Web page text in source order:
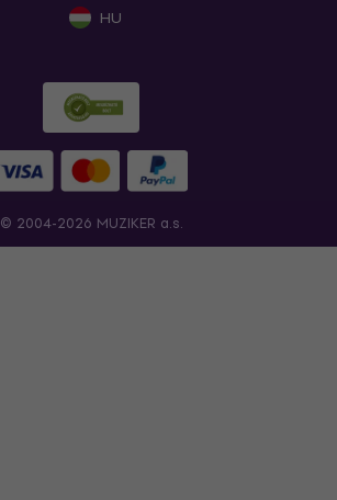
HU
© 2004-2026 MUZIKER a.s.